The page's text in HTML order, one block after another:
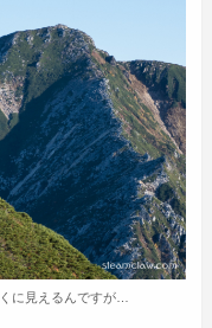
に見えるんですが…